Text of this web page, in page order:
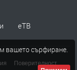
близо до
преди 6 дни
еТВ
Поверителност
вашето сърфиране.